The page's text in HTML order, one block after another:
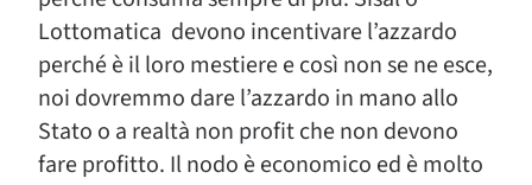
Lottomatica devono incentivare l’azzardo
perché è il loro mestiere e così non se ne esce,
noi dovremmo dare l’azzardo in mano allo
Stato o a realtà non profit che non devono
fare profitto. Il nodo è economico ed è molto